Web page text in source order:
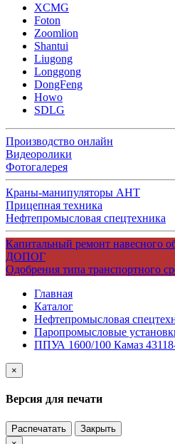
XCMG
Foton
Zoomlion
Shantui
Liugong
Longgong
DongFeng
Howo
SDLG
Производство онлайн
Видеоролики
Фотогалерея
Краны-манипуляторы АНТ
Прицепная техника
Нефтепромысловая спецтехника
Капитальный ремонт навесного
ДОПОГ
Одобрения типа транспортного
Главная
Каталог
Нефтепромысловая
Паропромысловые
ППУА 1600/100 Камаз
×
Версия для печати
Распечатать
Закрыть